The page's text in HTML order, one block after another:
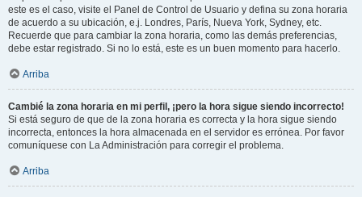
este es el caso, visite el Panel de Control de Usuario y defina su zona horaria
de acuerdo a su ubicación, e.j. Londres, París, Nueva York, Sydney, etc.
Recuerde que para cambiar la zona horaria, como las demás preferencias,
debe estar registrado. Si no lo está, este es un buen momento para hacerlo.
Arriba
Cambié la zona horaria en mi perfil, ¡pero la hora sigue siendo incorrecto!
Si está seguro de que de la zona horaria es correcta y la hora sigue siendo
incorrecta, entonces la hora almacenada en el servidor es errónea. Por favor
comuníquese con La Administración para corregir el problema.
Arriba